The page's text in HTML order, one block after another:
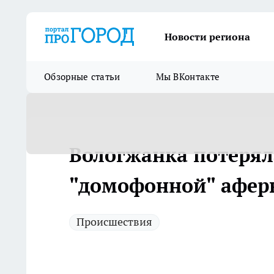
Новости региона
Обзорные статьи Мы ВКонтакте
Вологжанка
"домофонной"
Происшествия